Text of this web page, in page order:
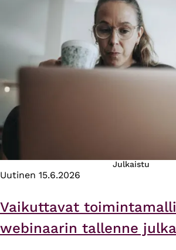
Julkaistu
Uutinen 15.6.2026
Vaikuttavat
webinaarin tallenne